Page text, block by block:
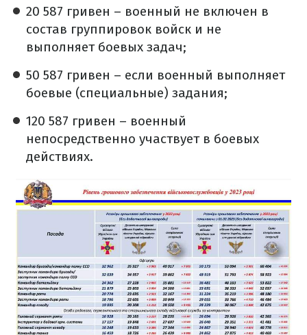
20 587 гривен – военный не включен в
состав группировок войск и не
выполняет боевых задач;
50 587 гривен – если военный выполняет
боевые (специальные) задания;
120 587 гривен – военный
непосредственно участвует в боевых
действиях.